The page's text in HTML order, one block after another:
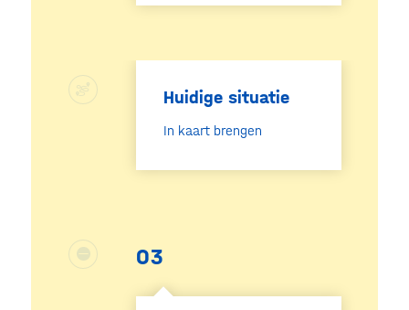
Huidige situatie
In kaart brengen
03